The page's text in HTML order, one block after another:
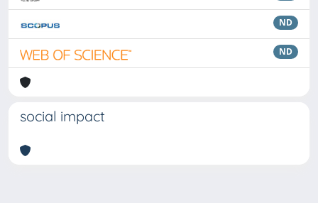
ND
ND
social impact